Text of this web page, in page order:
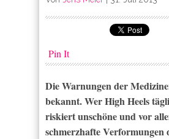
Pin It
Die Warnungen der
bekannt. Wer High Heels
riskiert unschöne und vor
schmerzhafte Verformungen